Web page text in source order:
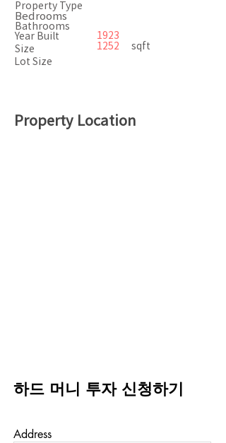
Property Type
Bedrooms
Bathrooms
Year Built
1923
Size
1252
sqft
Lot Size
Property Location
하드 머니 투자 신청하기
Address